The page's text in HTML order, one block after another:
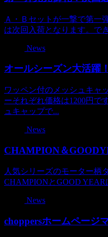
Ａ・Ｂセットが一撃で第一
は次回入荷となります。で
News
オールシーズン大活躍
ワッペン付のメッシュキャ
ーそれぞれ価格は1200円
ュキャップで...
News
CHAMPION＆
人気シリーズのモーター柄
CHAMPIONとGOOD YEAR
News
choppersホームページ